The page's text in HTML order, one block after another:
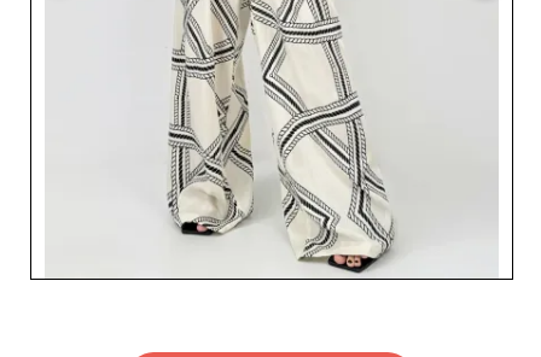
excepcional, garantizando un crecimiento constante de
tu negocio mientras te mantienes a la vanguardia de las